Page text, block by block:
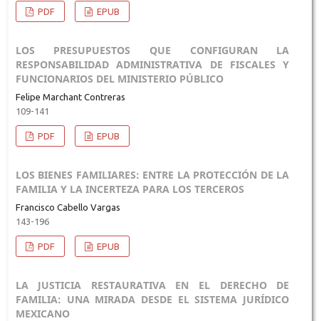
PDF EPUB
LOS PRESUPUESTOS QUE CONFIGURAN LA
RESPONSABILIDAD ADMINISTRATIVA DE FISCALES Y
FUNCIONARIOS DEL MINISTERIO PÚBLICO
Felipe Marchant Contreras
109-141
PDF EPUB
LOS BIENES FAMILIARES: ENTRE LA PROTECCIÓN DE LA
FAMILIA Y LA INCERTEZA PARA LOS TERCEROS
Francisco Cabello Vargas
143-196
PDF EPUB
LA JUSTICIA RESTAURATIVA EN EL DERECHO DE
FAMILIA: UNA MIRADA DESDE EL SISTEMA JURÍDICO
MEXICANO